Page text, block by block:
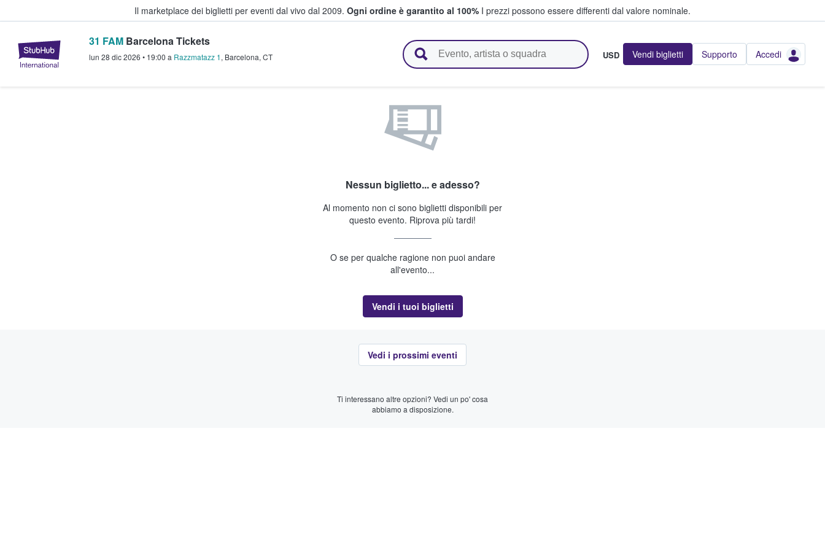
Il marketplace dei biglietti per eventi dal vivo dal 2009. Ogni ordine è garantito al 100% I prezzi possono essere differenti dal valore nominale.
StubHub - Dove i fan comprano e vendono biglietti
31 FAM Barcelona Tickets
lun 28 dic 2026 • 19:00 a Razzmatazz 1, Barcelona, CT USD Vendi biglietti Supporto Accedi
Nessun biglietto... e adesso?
Al momento non ci sono biglietti disponibili per
questo evento. Riprova più tardi!
O se per qualche ragione non puoi andare
all'evento...
Vendi i tuoi biglietti
Vedi i prossimi eventi
Ti interessano altre opzioni? Vedi un po' cosa
abbiamo a disposizione.